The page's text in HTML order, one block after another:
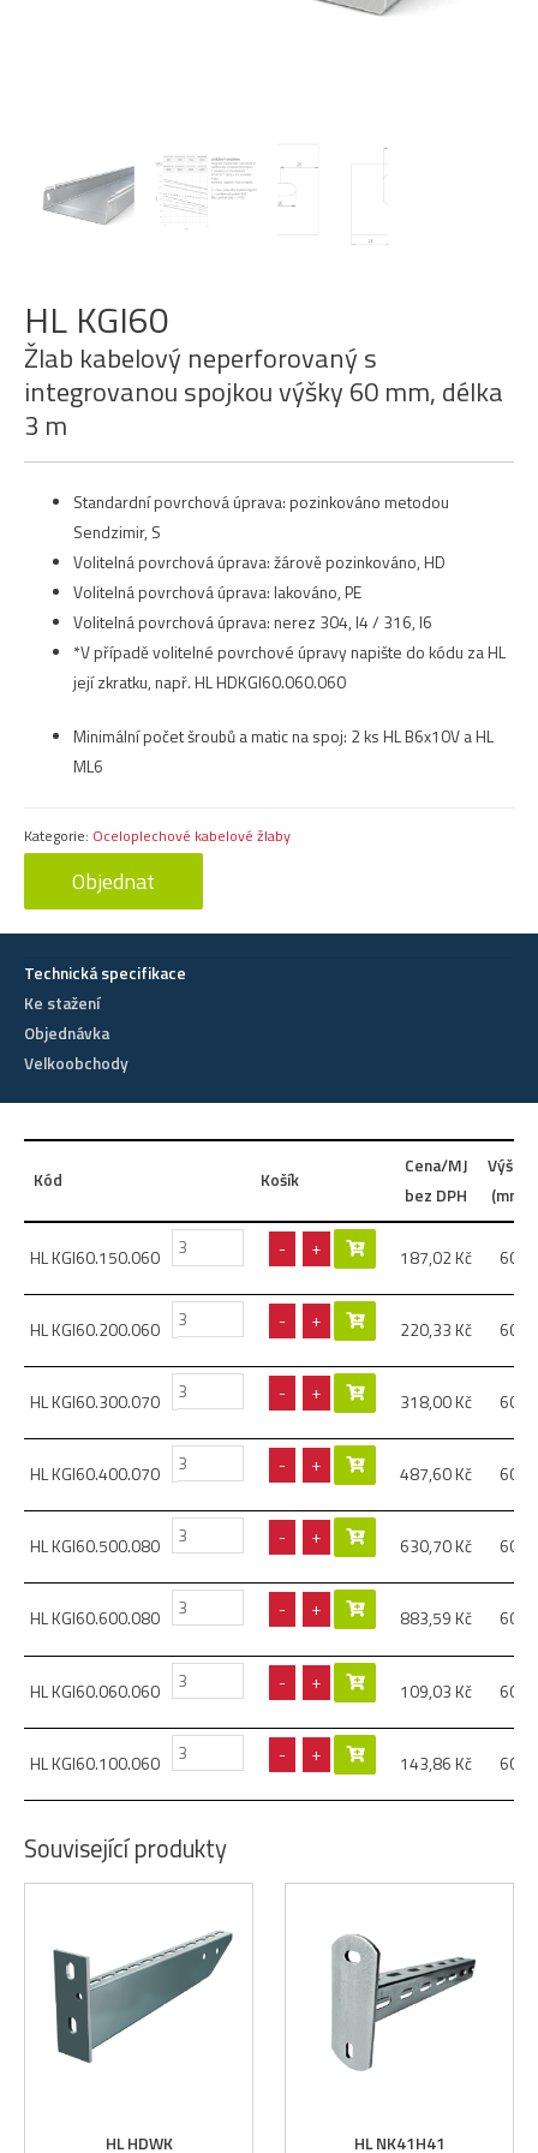
HL KGI60
Žlab kabelový neperforovaný s
integrovanou spojkou výšky 60 mm, délka
3 m
Standardní povrchová úprava: pozinkováno metodou
Sendzimir, S
Volitelná povrchová úprava: žárově pozinkováno, HD
Volitelná povrchová úprava: lakováno, PE
Volitelná povrchová úprava: nerez 304, I4 / 316, I6
*V případě volitelné povrchové úpravy napište do kódu za HL
její zkratku, např. HL HDKGI60.060.060
Minimální počet šroubů a matic na spoj: 2 ks HL B6x10V a HL
ML6
Kategorie: Oceloplechové kabelové žlaby
Objednat
Technická specifikace
Ke stažení
Objednávka
Velkoobchody
Kód Košík
Cena/MJ
bez DPH
Výška
(mm)
HL KGI60.150.060 - + 187,02 Kč 60
HL KGI60.200.060 - + 220,33 Kč 60
HL KGI60.300.070 - + 318,00 Kč 60
HL KGI60.400.070 - + 487,60 Kč 60
HL KGI60.500.080 - + 630,70 Kč 60
HL KGI60.600.080 - + 883,59 Kč 60
HL KGI60.060.060 - + 109,03 Kč 60
HL KGI60.100.060 - + 143,86 Kč 60
Související produkty
HL HDWK HL NK41H41